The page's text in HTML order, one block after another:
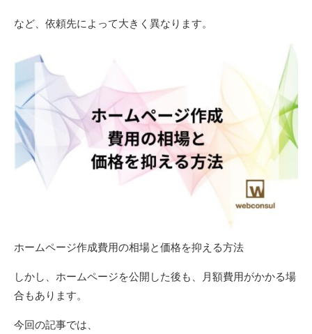
など、依頼先によって大きく異なります。
ホームページ作成費用の相場と価格を抑える方法
しかし、ホームページを公開した後も、月額費用がかかる場
合もあります。
今回の記事では、